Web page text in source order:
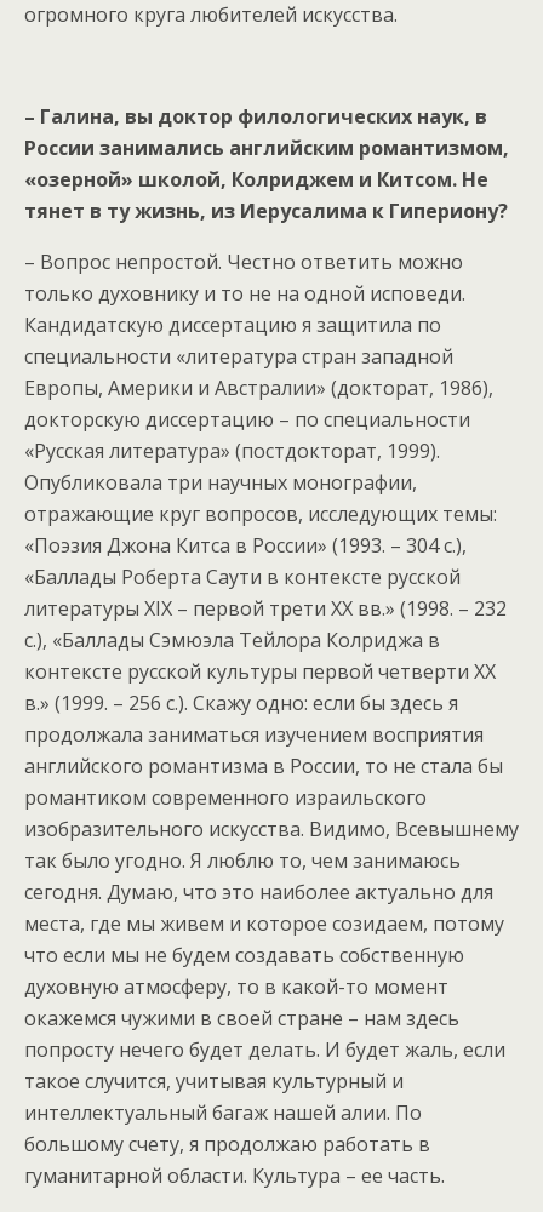
огромного круга любителей искусства.
– Галина, вы доктор филологических наук, в
России занимались английским романтизмом,
«озерной» школой, Колриджем и Китсом. Не
тянет в ту жизнь, из Иерусалима к Гипериону?
– Вопрос непростой. Честно ответить можно
только духовнику и то не на одной исповеди.
Кандидатскую диссертацию я защитила по
специальности «литература стран западной
Европы, Америки и Австралии» (докторат, 1986),
докторскую диссертацию – по специальности
«Русская литература» (постдокторат, 1999).
Опубликовала три научных монографии,
отражающие круг вопросов, исследующих темы:
«Поэзия Джона Китса в России» (1993. – 304 с.),
«Баллады Роберта Саути в контексте русской
литературы XIX – первой трети XX вв.» (1998. – 232
с.), «Баллады Сэмюэла Тейлора Колриджа в
контексте русской культуры первой четверти XX
в.» (1999. – 256 с.). Скажу одно: если бы здесь я
продолжала заниматься изучением восприятия
английского романтизма в России, то не стала бы
романтиком современного израильского
изобразительного искусства. Видимо, Всевышнему
так было угодно. Я люблю то, чем занимаюсь
сегодня. Думаю, что это наиболее актуально для
места, где мы живем и которое созидаем, потому
что если мы не будем создавать собственную
духовную атмосферу, то в какой-то момент
окажемся чужими в своей стране – нам здесь
попросту нечего будет делать. И будет жаль, если
такое случится, учитывая культурный и
интеллектуальный багаж нашей алии. По
большому счету, я продолжаю работать в
гуманитарной области. Культура – ее часть.